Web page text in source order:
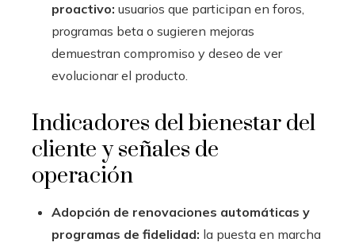
proactivo: usuarios que participan en foros,
programas beta o sugieren mejoras
demuestran compromiso y deseo de ver
evolucionar el producto.
Indicadores del bienestar del
cliente y señales de
operación
Adopción de renovaciones automáticas y
programas de fidelidad: la puesta en marcha